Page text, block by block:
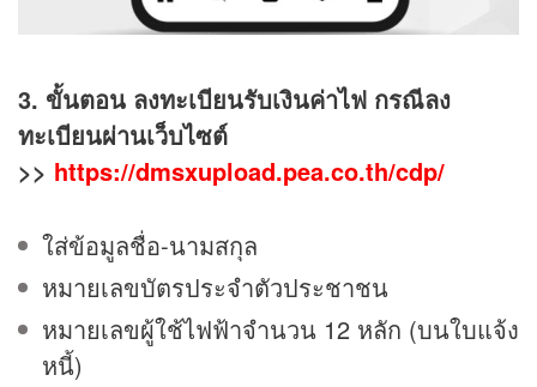
3. ขั้นตอน ลงทะเบียนรับเงินค่าไฟ กรณีลง
ทะเบียนผ่านเว็บไซต์
>> https://dmsxupload.pea.co.th/cdp/
ใส่ข้อมูลชื่อ-นามสกุล
หมายเลขบัตรประจำตัวประชาชน
หมายเลขผู้ใช้ไฟฟ้าจำนวน 12 หลัก (บนใบแจ้ง
หนี้)